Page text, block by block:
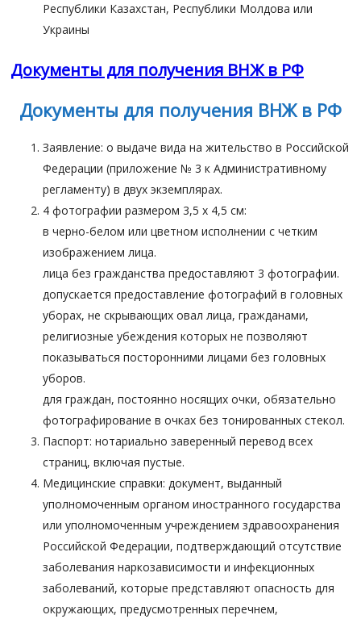
Республики Казахстан, Республики Молдова или
Украины
Документы для получения ВНЖ в РФ
Документы для получения ВНЖ в РФ
Заявление: о выдаче вида на жительство в Российской
Федерации (приложение № 3 к Административному
регламенту) в двух экземплярах.
4 фотографии размером 3,5 x 4,5 см:
в черно-белом или цветном исполнении с четким
изображением лица.
лица без гражданства предоставляют 3 фотографии.
допускается предоставление фотографий в головных
уборах, не скрывающих овал лица, гражданами,
религиозные убеждения которых не позволяют
показываться посторонними лицами без головных
уборов.
для граждан, постоянно носящих очки, обязательно
фотографирование в очках без тонированных стекол.
Паспорт: нотариально заверенный перевод всех
страниц, включая пустые.
Медицинские справки: документ, выданный
уполномоченным органом иностранного государства
или уполномоченным учреждением здравоохранения
Российской Федерации, подтверждающий отсутствие
заболевания наркозависимости и инфекционных
заболеваний, которые представляют опасность для
окружающих, предусмотренных перечнем,